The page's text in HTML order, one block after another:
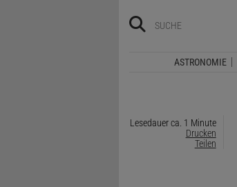
ASTRONOMIE
Lesedauer ca. 1 Minute
Drucken
Teilen